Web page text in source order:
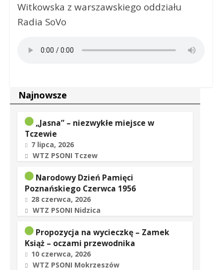
Witkowska z warszawskiego oddziału
Radia SoVo
Najnowsze
„Jasna” – niezwykłe miejsce w
Tczewie
7 lipca, 2026
WTZ PSONI Tczew
Narodowy Dzień Pamięci
Poznańskiego Czerwca 1956
28 czerwca, 2026
WTZ PSONI Nidzica
Propozycja na wycieczkę – Zamek
Książ – oczami przewodnika
10 czerwca, 2026
WTZ PSONI Mokrzeszów